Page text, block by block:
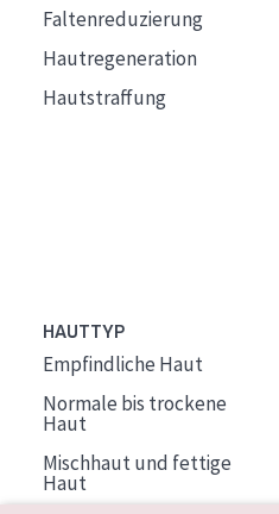
Faltenreduzierung
Hautregeneration
Hautstraffung
HAUTTYP
Empfindliche Haut
Normale bis trockene
Haut
Mischhaut und fettige
Haut